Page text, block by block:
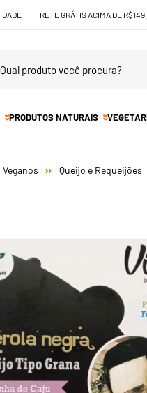
FRETE GRÁTIS ACIMA DE
PRODUTOS NATURAIS
Queijo e Requeijões